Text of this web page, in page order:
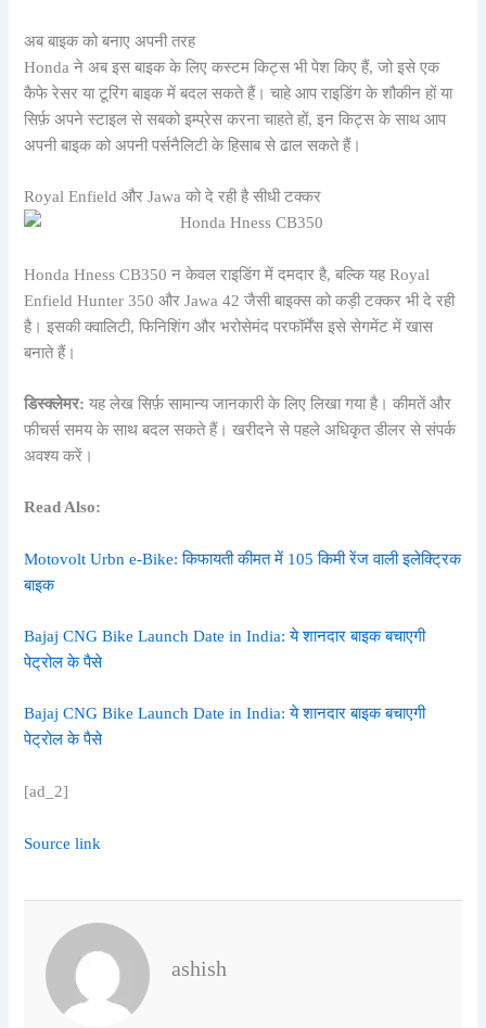
अब बाइक को बनाए अपनी तरह
Honda ने अब इस बाइक के लिए कस्टम किट्स भी पेश किए हैं, जो इसे एक
कैफे रेसर या टूरिंग बाइक में बदल सकते हैं। चाहे आप राइडिंग के शौकीन हों या
सिर्फ़ अपने स्टाइल से सबको इम्प्रेस करना चाहते हों, इन किट्स के साथ आप
अपनी बाइक को अपनी पर्सनैलिटी के हिसाब से ढाल सकते हैं।
Royal Enfield और Jawa को दे रही है सीधी टक्कर
Honda Hness CB350 न केवल राइडिंग में दमदार है, बल्कि यह Royal
Enfield Hunter 350 और Jawa 42 जैसी बाइक्स को कड़ी टक्कर भी दे रही
है। इसकी क्वालिटी, फिनिशिंग और भरोसेमंद परफॉर्मेंस इसे सेगमेंट में खास
बनाते हैं।
डिस्क्लेमर: यह लेख सिर्फ़ सामान्य जानकारी के लिए लिखा गया है। कीमतें और
फीचर्स समय के साथ बदल सकते हैं। खरीदने से पहले अधिकृत डीलर से संपर्क
अवश्य करें।
Read Also:
Motovolt Urbn e-Bike: किफायती कीमत में 105 किमी रेंज वाली इलेक्ट्रिक
बाइक
Bajaj CNG Bike Launch Date in India: ये शानदार बाइक बचाएगी
पेट्रोल के पैसे
Bajaj CNG Bike Launch Date in India: ये शानदार बाइक बचाएगी
पेट्रोल के पैसे
[ad_2]
Source link
ashish